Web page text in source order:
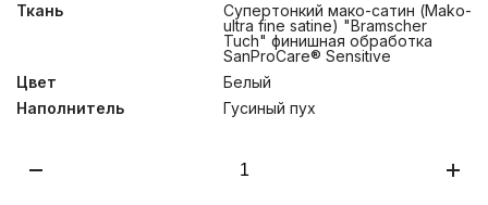
Ткань
Супертонкий мако-сатин (Mako-
ultra fine satine) "Bramscher
Tuch" финишная обработка
SanProCare® Sensitive
Цвет
Белый
Наполнитель
Гусиный пух